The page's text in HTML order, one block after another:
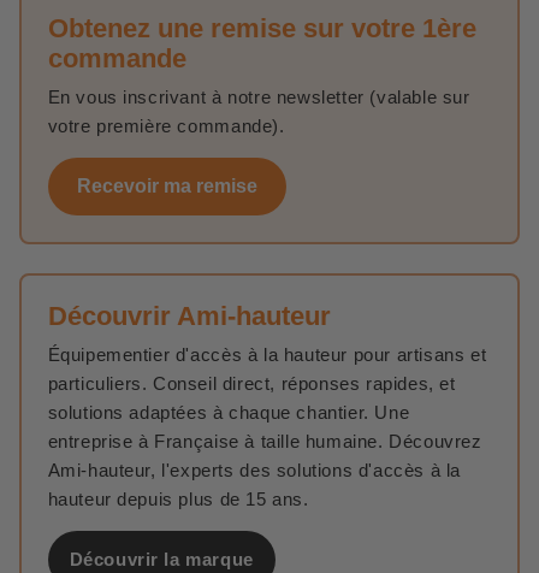
Obtenez une remise sur votre 1ère
commande
En vous inscrivant à notre newsletter (valable sur
votre première commande).
Recevoir ma remise
Découvrir Ami-hauteur
Équipementier d'accès à la hauteur pour artisans et
particuliers. Conseil direct, réponses rapides, et
solutions adaptées à chaque chantier. Une
entreprise à Française à taille humaine. Découvrez
Ami-hauteur, l'experts des solutions d'accès à la
hauteur depuis plus de 15 ans.
Découvrir la marque